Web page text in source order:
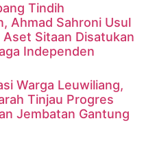
Tindih
Ahmad Sahroni Usul
Aset Sitaan Disatukan
Independen
Warga Leuwiliang,
Tinjau Progres
Jembatan Gantung